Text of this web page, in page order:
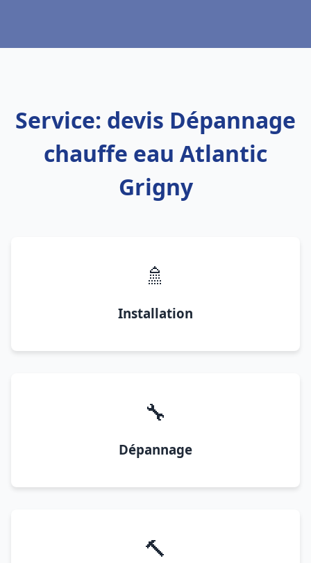
Service: devis Dépannage
chauffe eau Atlantic
Grigny
🚿
Installation
🔧
Dépannage
🔨